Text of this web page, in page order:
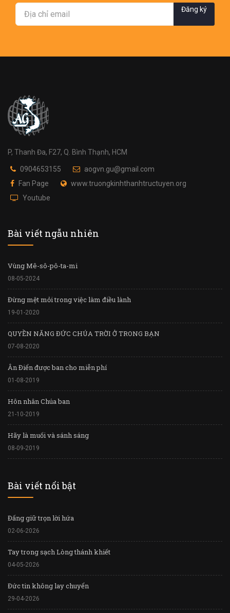
Đăng ký
P, Thanh Đa, F27, Q. Bình Thạnh, HCM
0904653155
aogvn.gu@gmail.com
Fan Page
www.truongkinhthanhtructuyen.org
Youtube
Bài viết ngẫu nhiên
Vùng Mê-sô-pô-ta-mi
08-05-2024
Đừng mệt mỏi trong việc làm điều lành
19-01-2020
QUYỀN NĂNG ĐỨC CHÚA TRỜI Ở TRONG BẠN
07-08-2020
Ân Điển được ban cho miễn phí
01-08-2019
Hôn nhân Chúa ban
21-10-2019
Hãy là muối và sánh sáng
08-09-2019
Bài viết nổi bật
Đấng giữ trọn lời hứa
02-06-2026
Tay trong sạch Lòng thánh khiết
04-05-2026
Đức tin không lay chuyển
29-04-2026